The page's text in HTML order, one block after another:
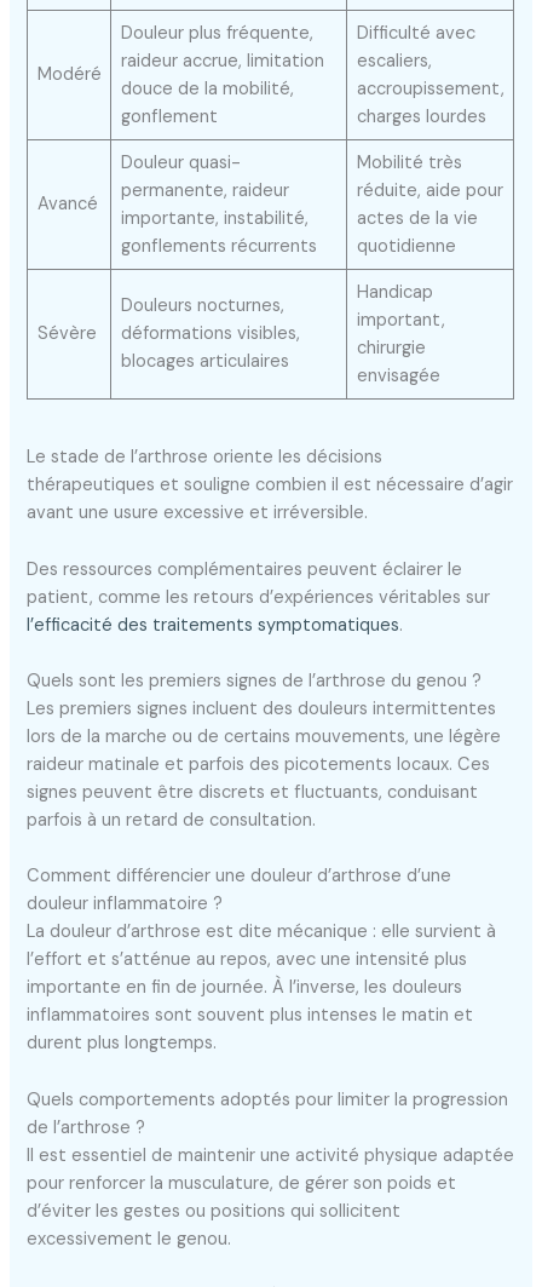
Modéré
Douleur plus fréquente,
raideur accrue, limitation
douce de la mobilité,
gonflement
Difficulté avec
escaliers,
accroupissement,
charges lourdes
Avancé
Douleur quasi-
permanente, raideur
importante, instabilité,
gonflements récurrents
Mobilité très
réduite, aide pour
actes de la vie
quotidienne
Sévère
Douleurs nocturnes,
déformations visibles,
blocages articulaires
Handicap
important,
chirurgie
envisagée
Le stade de l’arthrose oriente les décisions
thérapeutiques et souligne combien il est nécessaire d’agir
avant une usure excessive et irréversible.
Des ressources complémentaires peuvent éclairer le
patient, comme les retours d’expériences véritables sur
l’efficacité des traitements symptomatiques.
Quels sont les premiers signes de l’arthrose du genou ?
Les premiers signes incluent des douleurs intermittentes
lors de la marche ou de certains mouvements, une légère
raideur matinale et parfois des picotements locaux. Ces
signes peuvent être discrets et fluctuants, conduisant
parfois à un retard de consultation.
Comment différencier une douleur d’arthrose d’une
douleur inflammatoire ?
La douleur d’arthrose est dite mécanique : elle survient à
l’effort et s’atténue au repos, avec une intensité plus
importante en fin de journée. À l’inverse, les douleurs
inflammatoires sont souvent plus intenses le matin et
durent plus longtemps.
Quels comportements adoptés pour limiter la progression
de l’arthrose ?
Il est essentiel de maintenir une activité physique adaptée
pour renforcer la musculature, de gérer son poids et
d’éviter les gestes ou positions qui sollicitent
excessivement le genou.